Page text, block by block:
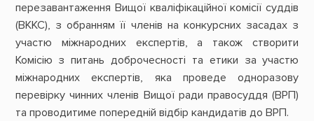
перезавантаження Вищої кваліфікаційної комісії суддів
(ВККС), з обранням її членів на конкурсних засадах з
участю міжнародних експертів, а також створити
Комісію з питань доброчесності та етики за участю
міжнародних експертів, яка проведе одноразову
перевірку чинних членів Вищої ради правосуддя (ВРП)
та проводитиме попередній відбір кандидатів до ВРП.